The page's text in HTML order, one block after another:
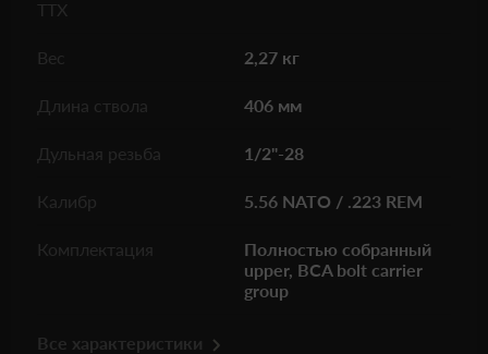
ТТХ
Вес 2,27 кг
Длина ствола 406 мм
Дульная резьба 1/2"-28
Калибр 5.56 NATO / .223 REM
Комплектация
Полностью собранный
upper, BCA bolt carrier
group
Все характеристики